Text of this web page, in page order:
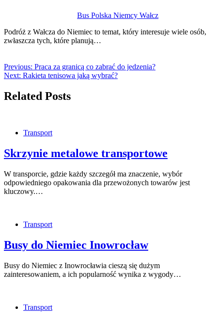
Bus Polska Niemcy Wałcz
Podróż z Wałcza do Niemiec to temat, który interesuje wiele osób,
zwłaszcza tych, które planują…
Previous: Praca za granicą co zabrać do jedzenia?
Next: Rakieta tenisowa jaką wybrać?
Related Posts
Transport
Skrzynie metalowe transportowe
W transporcie, gdzie każdy szczegół ma znaczenie, wybór
odpowiedniego opakowania dla przewożonych towarów jest
kluczowy.…
Transport
Busy do Niemiec Inowrocław
Busy do Niemiec z Inowrocławia cieszą się dużym
zainteresowaniem, a ich popularność wynika z wygody…
Transport